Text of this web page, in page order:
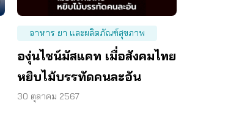
อาหาร ยา และผลิตภัณฑ์สุขภาพ
องุ่นไชน์มัสแคท เมื่อสังคมไทย
หยิบไม้บรรทัดคนละอัน
30 ตุลาคม 2567